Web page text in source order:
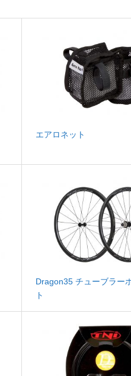
エアロネット
Dragon35 チューブラー
ト